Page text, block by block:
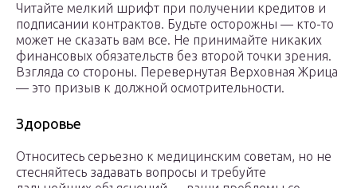
Читайте мелкий шрифт при получении кредитов и
подписании контрактов. Будьте осторожны — кто-то
может не сказать вам все. Не принимайте никаких
финансовых обязательств без второй точки зрения.
Взгляда со стороны. Перевернутая Верховная Жрица
— это призыв к должной осмотрительности.
Здоровье
Относитесь серьезно к медицинским советам, но не
стесняйтесь задавать вопросы и требуйте